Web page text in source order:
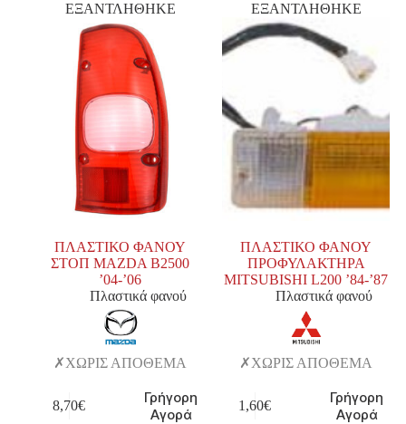
ΕΞΑΝΤΛΗΘΗΚΕ
ΠΛΑΣΤΙΚΟ ΦΑΝΟΥ
ΣΤΟΠ MAZDA Β2500
’04-’06
Πλαστικά φανού
ΧΩΡΙΣ ΑΠΟΘΕΜΑ
8,70€
Γρήγορη
Αγορά
ΕΞΑΝΤΛΗΘΗΚΕ
ΠΛΑΣΤΙΚΟ ΦΑΝΟΥ
ΠΡΟΦΥΛΑΚΤΗΡΑ
MITSUBISHI L200 ’84-’87
Πλαστικά φανού
ΧΩΡΙΣ ΑΠΟΘΕΜΑ
1,60€
Γρήγορη
Αγορά